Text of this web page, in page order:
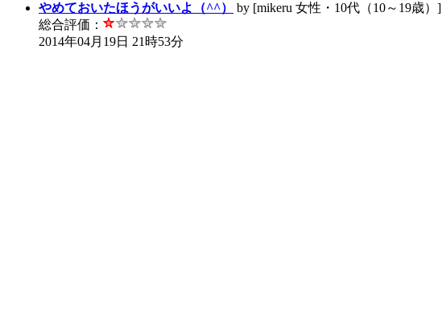
やめておいたほうがいいよ（^^）
by [mikeru 女性・10代（10～19歳）]
総合評価：
2014年04月19日 21時53分